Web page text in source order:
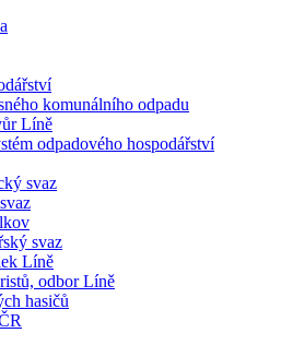
komunálního odpadu
Líně
odpadového hospodářství
svaz
svaz
Líně
odbor Líně
hasičů